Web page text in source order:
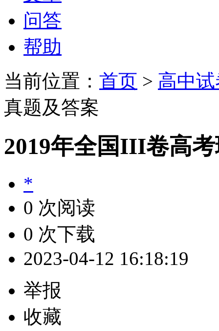
问答
帮助
当前位置： 首页 > 高中
真题及答案
2019年全国III卷高
*
0 次阅读
0 次下载
2023-04-12 16:18:19
举报
收藏